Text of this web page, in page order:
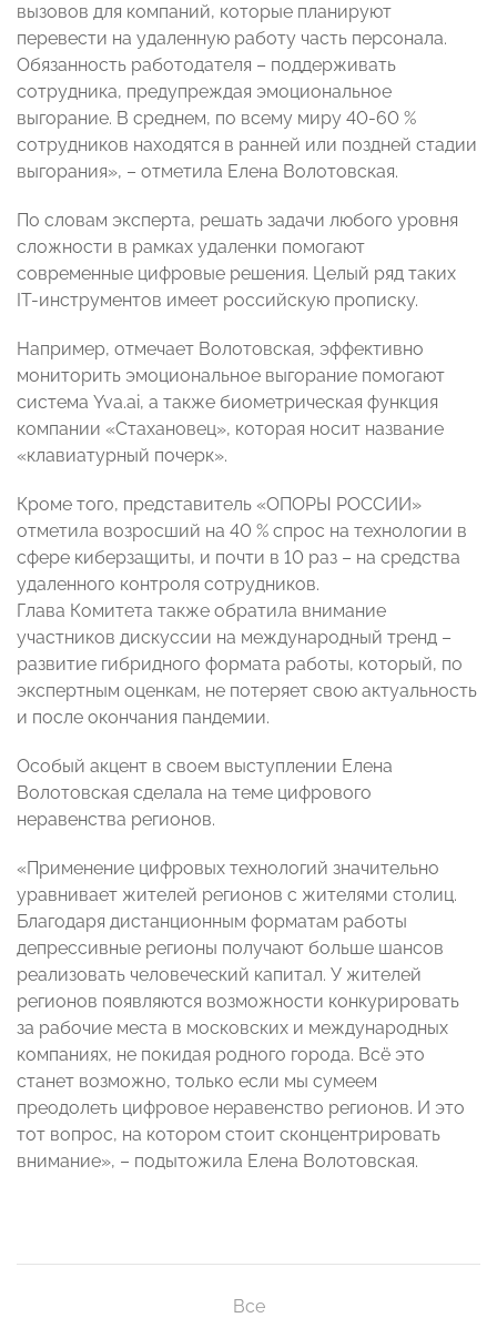
вызовов для компаний, которые планируют
перевести на удаленную работу часть персонала.
Обязанность работодателя – поддерживать
сотрудника, предупреждая эмоциональное
выгорание. В среднем, по всему миру 40-60 %
сотрудников находятся в ранней или поздней стадии
выгорания», – отметила Елена Волотовская.
По словам эксперта, решать задачи любого уровня
сложности в рамках удаленки помогают
современные цифровые решения. Целый ряд таких
IT-инструментов имеет российскую прописку.
Например, отмечает Волотовская, эффективно
мониторить эмоциональное выгорание помогают
система Yva.ai, а также биометрическая функция
компании «Стахановец», которая носит название
«клавиатурный почерк».
Кроме того, представитель «ОПОРЫ РОССИИ»
отметила возросший на 40 % спрос на технологии в
сфере киберзащиты, и почти в 10 раз – на средства
удаленного контроля сотрудников.
Глава Комитета также обратила внимание
участников дискуссии на международный тренд –
развитие гибридного формата работы, который, по
экспертным оценкам, не потеряет свою актуальность
и после окончания пандемии.
Особый акцент в своем выступлении Елена
Волотовская сделала на теме цифрового
неравенства регионов.
«Применение цифровых технологий значительно
уравнивает жителей регионов с жителями столиц.
Благодаря дистанционным форматам работы
депрессивные регионы получают больше шансов
реализовать человеческий капитал. У жителей
регионов появляются возможности конкурировать
за рабочие места в московских и международных
компаниях, не покидая родного города. Всё это
станет возможно, только если мы сумеем
преодолеть цифровое неравенство регионов. И это
тот вопрос, на котором стоит сконцентрировать
внимание», – подытожила Елена Волотовская.
Все